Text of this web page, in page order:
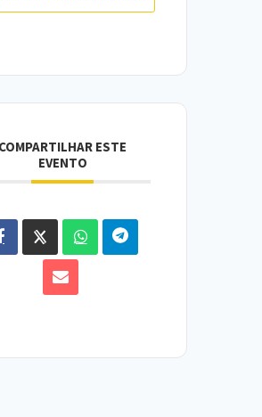
COMPARTILHAR ESTE
EVENTO